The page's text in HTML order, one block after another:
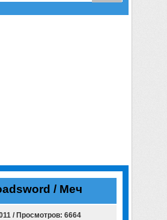
/ Меч
/ Просмотров: 6664